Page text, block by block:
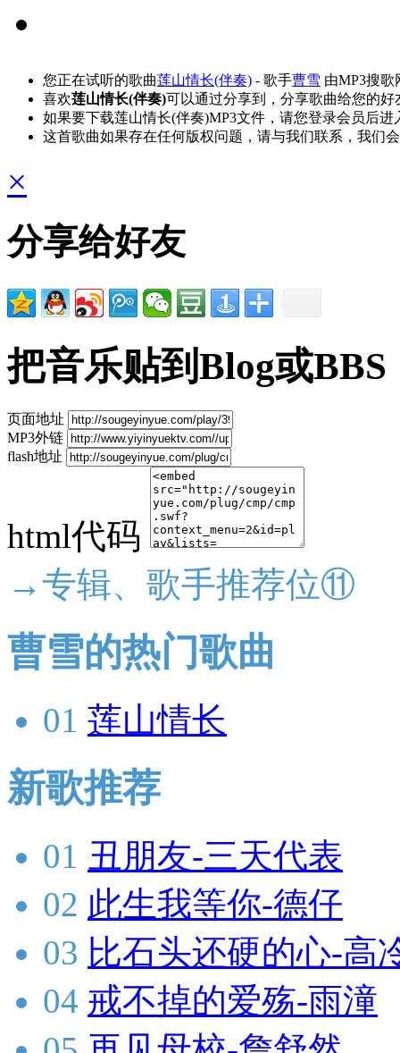
您正在试听的歌曲莲山情长(伴奏) - 歌手曹雪 由MP3搜
喜欢莲山情长(伴奏)可以通过分享到，分享歌曲给您的好
如果要下载莲山情长(伴奏)MP3文件，请您登录会员后进
这首歌曲如果存在任何版权问题，请与我们联系，我们
×
分享给好友
把音乐贴到Blog或BBS
页面地址
MP3外链
flash地址
html代码
→专辑、歌手推荐位⑪
曹雪的热门歌曲
01 莲山情长
新歌推荐
01 丑朋友-三天代表
02 此生我等你-德仔
03 比石头还硬的心-高
04 戒不掉的爱殇-雨潼